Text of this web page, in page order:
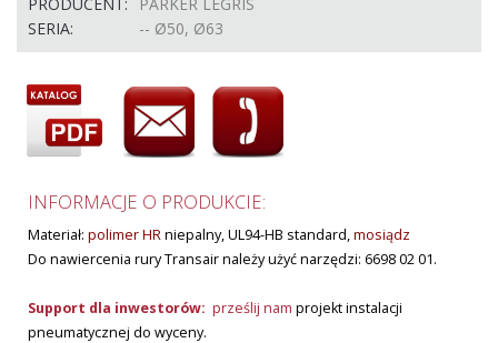
SERIA:
-- Ø50, Ø63
INFORMACJE O PRODUKCIE:
Materiał: polimer HRniepalny, UL94-HB standard,mosiądz
Do nawiercenia rury Transair należy użyć narzędzi: 6698 02 01.
Support dla inwestorów: prześlij nam projekt instalacji
pneumatycznej do wyceny.